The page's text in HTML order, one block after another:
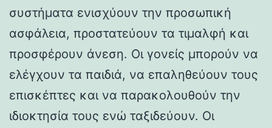
συστήματα ενισχύουν την προσωπική
ασφάλεια, προστατεύουν τα τιμαλφή και
προσφέρουν άνεση. Οι γονείς μπορούν να
ελέγχουν τα παιδιά, να επαληθεύουν τους
επισκέπτες και να παρακολουθούν την
ιδιοκτησία τους ενώ ταξιδεύουν. Οι